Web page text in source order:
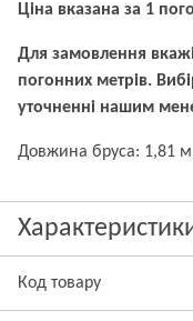
Ціна вказана за 1
Для замовлення
погонних метрів.
уточненні нашим
Довжина бруса: 1,81
Код товару